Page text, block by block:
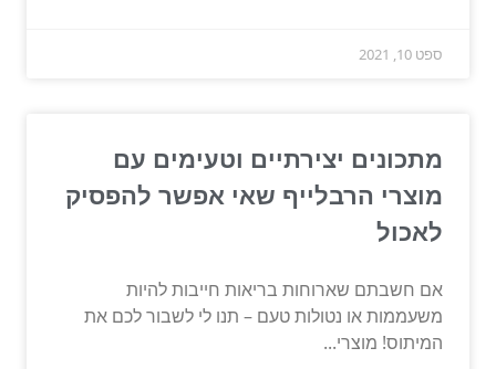
ספט 10, 2021
מתכונים יצירתיים וטעימים עם
מוצרי הרבלייף שאי אפשר להפסיק
לאכול
אם חשבתם שארוחות בריאות חייבות להיות
משעממות או נטולות טעם – תנו לי לשבור לכם את
המיתוס! מוצרי...